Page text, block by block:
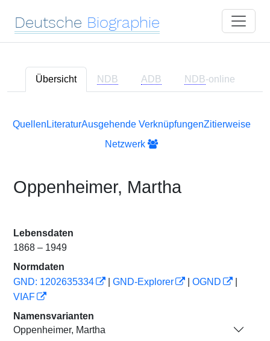
Deutsche Biographie
Übersicht NDB ADB NDB-online
Quellen LiteraturAusgehende VerknüpfungenZitierweise
Netzwerk
Oppenheimer, Martha
Lebensdaten
1868 – 1949
Normdaten
GND: 1202635334
GND-Explorer OGND
VIAF
Namensvarianten
Oppenheimer, Martha